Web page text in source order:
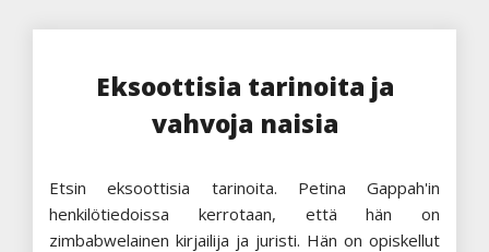
Eksoottisia tarinoita ja
vahvoja naisia
Etsin eksoottisia tarinoita. Petina Gappah'in
henkilötiedoissa kerrotaan, että hän on
zimbabwelainen kirjailija ja juristi. Hän on opiskellut